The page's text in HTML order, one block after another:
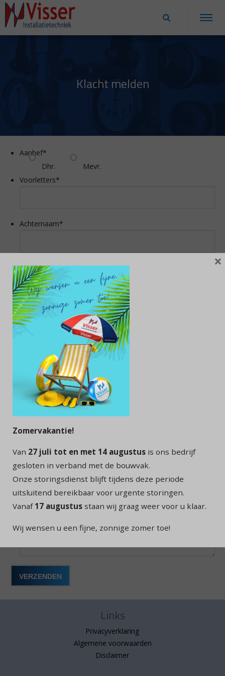
Klacht melden
Aanhef*
Dhr.
Mevr.
Voorletters*
Achternaam*
Adres*
Straat & huisnummer
Postcode
Plaats
E-mailadres
Telefoon*
Links
Privacyverklaring
Algemene voorwaarden
Disclaimer
Zomervakantie!
Van 27 juli tot en met 14 augustus is ons bedrijf
gesloten in verband met de bouwvak.
Onze storingsdienst blijft tijdens deze periode
uitsluitend bereikbaar voor urgente storingen.
Vanaf 17 augustus staan wij graag weer voor u klaar.
Wij wensen u een fijne, zonnige zomer toe!
×